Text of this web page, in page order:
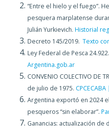
“Entre el hielo y el fuego”.
pesquera marplatense
Julián Yurkievich. Historial
Decreto 145/2019. Texto
Ley Federal de Pesca 24.922.
Argentina.gob.ar
CONVENIO COLECTIVO DE
de julio de 1975.
Argentina exportó en 2024
pesqueros “sin elaborar”.
Ganancias: actualización